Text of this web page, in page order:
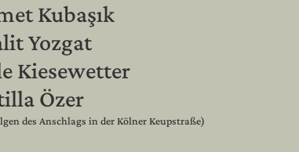
Kubaşık
Yozgat
Kiesewetter
Özer
des Anschlags in der Kölner Keupstraße)